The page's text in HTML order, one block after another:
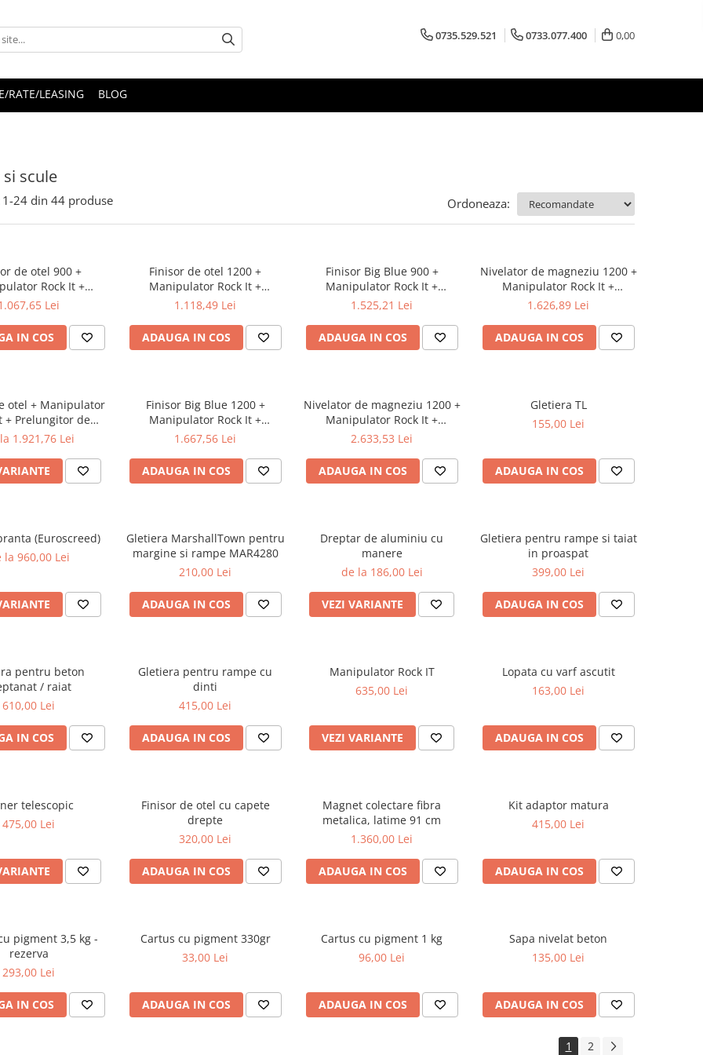
0735.529.521 0733.077.400 0,00
RATE/LEASING BLOG
scule
1-24 din 44 produse Ordoneaza:
de otel 900 +
Rock It +
de aluminiu
Lei
IN COS
Finisor de otel 1200 +
Manipulator Rock It +
Prelungitor de aluminiu
1.118,49 Lei
ADAUGA IN COS
Finisor Big Blue 900 +
Manipulator Rock It +
Prelungitor de aluminiu
1.525,21 Lei
ADAUGA IN COS
Nivelator de magneziu 1200 +
Manipulator Rock It +
Prelungitor de aluminiu
1.626,89 Lei
ADAUGA IN COS
otel + Manipulator
+ Prelungitor de
+ Kit adaptor
1.921,76 Lei
Finisor Big Blue 1200 +
Manipulator Rock It +
Prelungitor de aluminiu
1.667,56 Lei
ADAUGA IN COS
Nivelator de magneziu 1200 +
Manipulator Rock It +
Prelungitor de aluminiu
2.633,53 Lei
ADAUGA IN COS
Gletiera TL
155,00 Lei
ADAUGA IN COS
(Euroscreed)
la 960,00 Lei
Gletiera MarshallTown pentru
margine si rampe MAR4280
210,00 Lei
ADAUGA IN COS
Dreptar de aluminiu cu
manere
de la 186,00 Lei
VEZI VARIANTE
Gletiera pentru rampe si taiat
in proaspat
399,00 Lei
ADAUGA IN COS
pentru beton
/ raiat
610,00 Lei
IN COS
Gletiera pentru rampe cu
dinti
415,00 Lei
ADAUGA IN COS
Manipulator Rock IT
635,00 Lei
VEZI VARIANTE
Lopata cu varf ascutit
163,00 Lei
ADAUGA IN COS
telescopic
475,00 Lei
Finisor de otel cu capete
drepte
320,00 Lei
ADAUGA IN COS
Magnet colectare fibra
metalica, latime 91 cm
1.360,00 Lei
ADAUGA IN COS
Kit adaptor matura
415,00 Lei
ADAUGA IN COS
pigment 3,5 kg -
rezerva
293,00 Lei
IN COS
Cartus cu pigment 330gr
33,00 Lei
ADAUGA IN COS
Cartus cu pigment 1 kg
96,00 Lei
ADAUGA IN COS
Sapa nivelat beton
135,00 Lei
ADAUGA IN COS
1 2